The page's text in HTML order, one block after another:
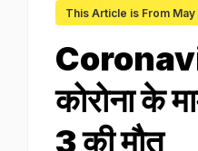
This Article is From
कोरोना के
3 की मौत